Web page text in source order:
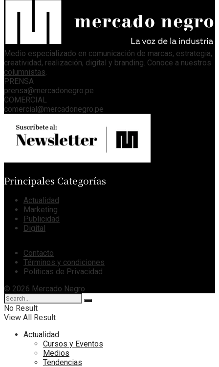
Medio especializado en comunicación de marcas, estrategia,
creatividad, realización, digital y branding. Conoce a nuestros
columnistas.
PRENSA
prensa@mercadonegro.pe
COMERCIAL
comercial@mercadonegro.pe
Principales Categorías
Actualidad
Marketing
Publicidad
Digital
Contacto
Términos y condiciones
Políticas de Privacidad
© 2026 Mercado Negro
No Result
View All Result
Actualidad
Cursos y Eventos
Medios
Tendencias